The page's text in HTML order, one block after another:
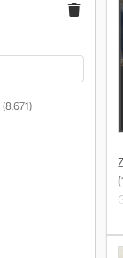
(8.671)